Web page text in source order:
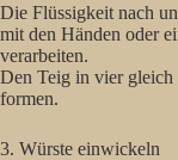
Die Flüssigkeit nach
mit den Händen oder
verarbeiten.
Den Teig in vier gleich
formen.
3. Würste einwickeln